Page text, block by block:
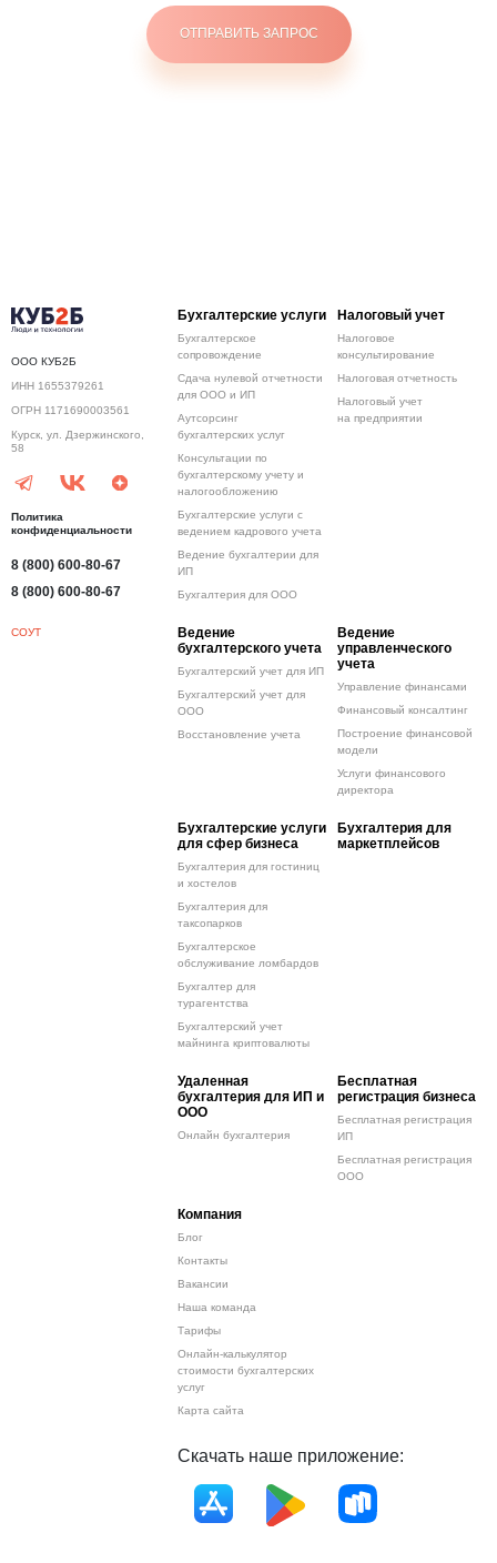
ООО КУБ2Б
ИНН 1655379261
ОГРН 1171690003561
Курск, ул. Дзержинского,
58
Политика
конфиденциальности
8 (800) 600-80-67
8 (800) 600-80-67
СОУТ
Бухгалтерские услуги
Бухгалтерское
сопровождение
Сдача нулевой отчетности
для ООО и ИП
Аутсорсинг
бухгалтерских услуг
Консультации по
бухгалтерскому учету и
налогообложению
Бухгалтерские услуги с
ведением кадрового учета
Ведение бухгалтерии для
ИП
Бухгалтерия для ООО
Налоговый учет
Налоговое
консультирование
Налоговая отчетность
Налоговый учет
на предприятии
Ведение
бухгалтерского учета
Бухгалтерский учет для ИП
Бухгалтерский учет для
ООО
Восстановление учета
Ведение
управленческого
учета
Управление финансами
Финансовый консалтинг
Построение финансовой
модели
Услуги финансового
директора
Бухгалтерские услуги
для сфер бизнеса
Бухгалтерия для гостиниц
и хостелов
Бухгалтерия для
таксопарков
Бухгалтерское
обслуживание ломбардов
Бухгалтер для
турагентства
Бухгалтерский учет
майнинга криптовалюты
Бухгалтерия для
маркетплейсов
Удаленная
бухгалтерия для ИП и
ООО
Онлайн бухгалтерия
Бесплатная
регистрация бизнеса
Бесплатная регистрация
ИП
Бесплатная регистрация
ООО
Компания
Блог
Контакты
Вакансии
Наша команда
Тарифы
Онлайн-калькулятор
стоимости бухгалтерских
услуг
Карта сайта
Скачать наше приложение: